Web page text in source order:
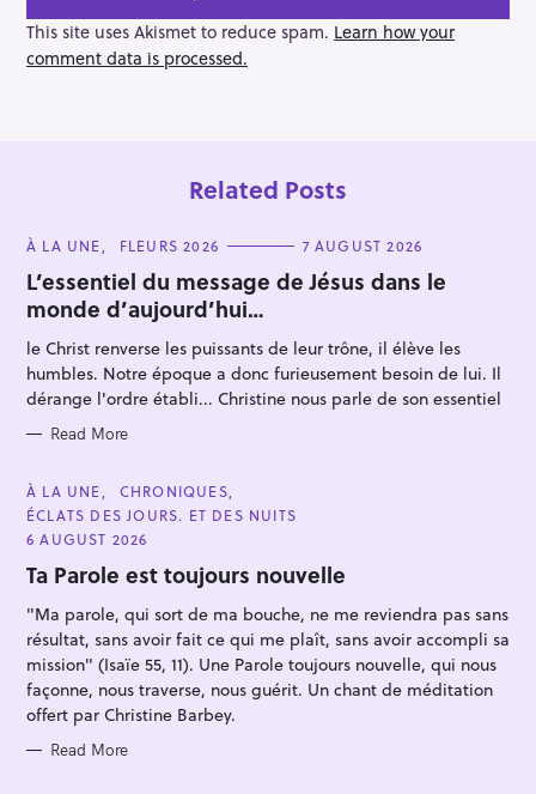
g
a
t
This site uses Akismet to reduce spam. Learn how your
comment data is processed.
Related Posts
C
T
E
G
O
R
I
E
S
À LA UNE FLEURS 2026 7 AUGUST 2026
L’essentiel du message de Jésus dans le
monde d’aujourd’hui…
le Christ renverse les puissants de leur trône, il élève les
humbles. Notre époque a donc furieusement besoin de lui. Il
dérange l'ordre établi... Christine nous parle de son essentiel
Read More
C
A
T
E
G
O
R
E
À LA UNE
CHRONIQUES
ÉCLATS DES JOURS. ET DES NUITS
6 AUGUST 2026
Ta Parole est toujours nouvelle
"Ma parole, qui sort de ma bouche, ne me reviendra pas sans
résultat, sans avoir fait ce qui me plaît, sans avoir accompli sa
mission" (Isaïe 55, 11). Une Parole toujours nouvelle, qui nous
façonne, nous traverse, nous guérit. Un chant de méditation
offert par Christine Barbey.
Read More
S
a
r
c
h
f
o
r
: